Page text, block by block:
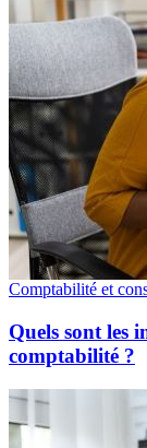
Comptabilité et
Quels sont les
comptabilité ?